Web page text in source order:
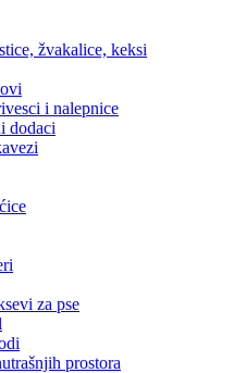
žvakalice, keksi
i nalepnice
dodaci
za pse
prostora